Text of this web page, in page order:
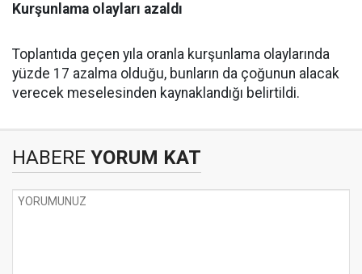
Kurşunlama olayları azaldı
Toplantıda geçen yıla oranla kurşunlama olaylarında
yüzde 17 azalma olduğu, bunların da çoğunun alacak
verecek meselesinden kaynaklandığı belirtildi.
HABERE YORUM KAT